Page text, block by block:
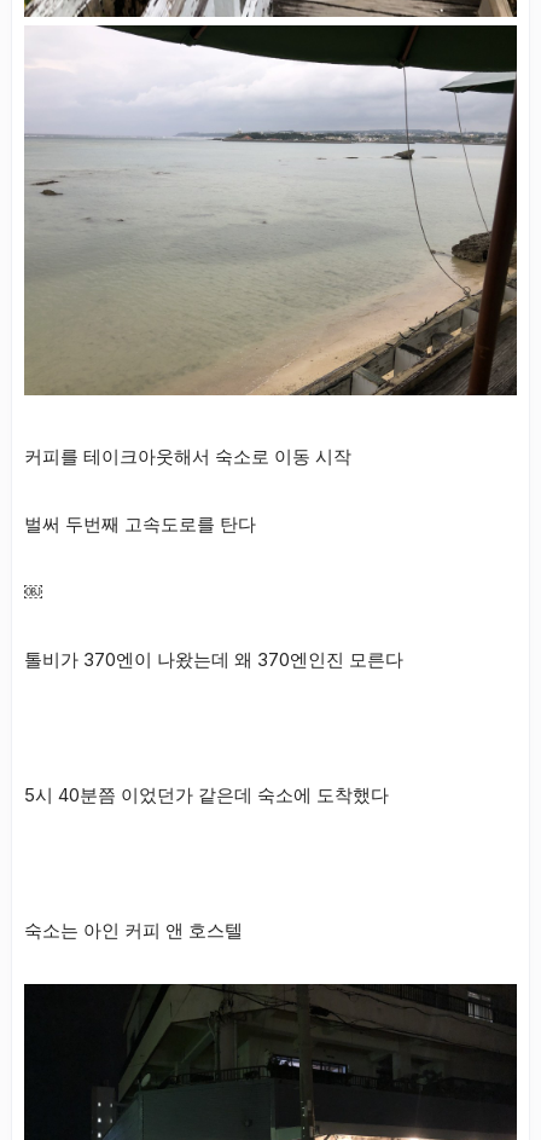
커피를 테이크아웃해서 숙소로 이동 시작
벌써 두번째 고속도로를 탄다
￼
톨비가 370엔이 나왔는데 왜 370엔인진 모른다
5시 40분쯤 이었던가 같은데 숙소에 도착했다
숙소는 아인 커피 앤 호스텔